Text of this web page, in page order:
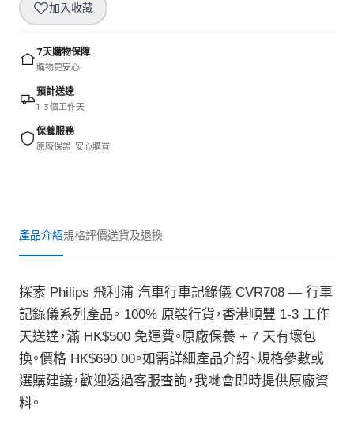
加入收藏
7天購物保障
購物更安心
預計送達
1–3 個工作天
保養服務
原廠保證 · 安心購買
產品介紹規格評價送貨及退換
探索 Philips 飛利浦 汽車行車記錄儀 CVR708 — 行車
記錄儀系列產品。 100% 原裝行貨，香港順豐 1-3 工作
天送達，滿 HK$500 免運費。原廠保養 + 7 天有壞包
換。價格 HK$690.00。如需詳細產品介紹、規格參數或
選購建議，歡迎透過客服查詢，我哋會即時提供原廠資
料。